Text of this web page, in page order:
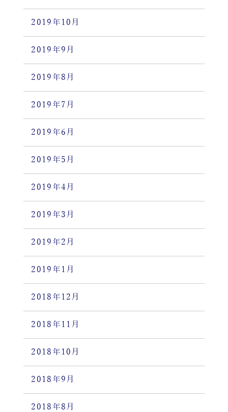
2019年10月
2019年9月
2019年8月
2019年7月
2019年6月
2019年5月
2019年4月
2019年3月
2019年2月
2019年1月
2018年12月
2018年11月
2018年10月
2018年9月
2018年8月